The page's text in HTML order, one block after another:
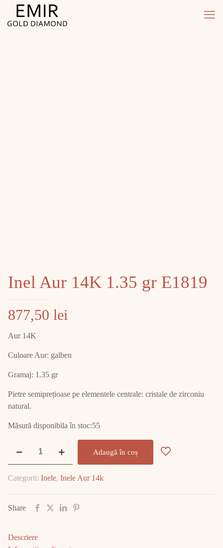
Inel Aur 14K 1.35 gr E1819
877,50 lei
Aur 14K
Culoare Aur: galben
Gramaj: 1.35 gr
Pietre semiprețioase pe elementele centrale: cristale de zirconiu
natural.
Măsură disponibila în stoc:55
14K
gr
Adaugă în coș
Categorii: Inele, Inele Aur 14k
Share
Descriere